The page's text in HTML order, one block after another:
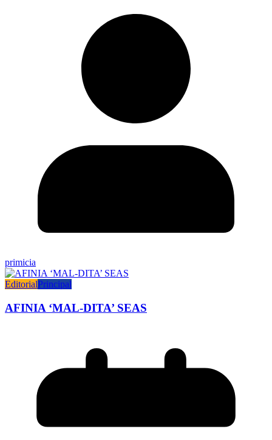
primicia
EditorialPrincipal
AFINIA ‘MAL-DITA’ SEAS